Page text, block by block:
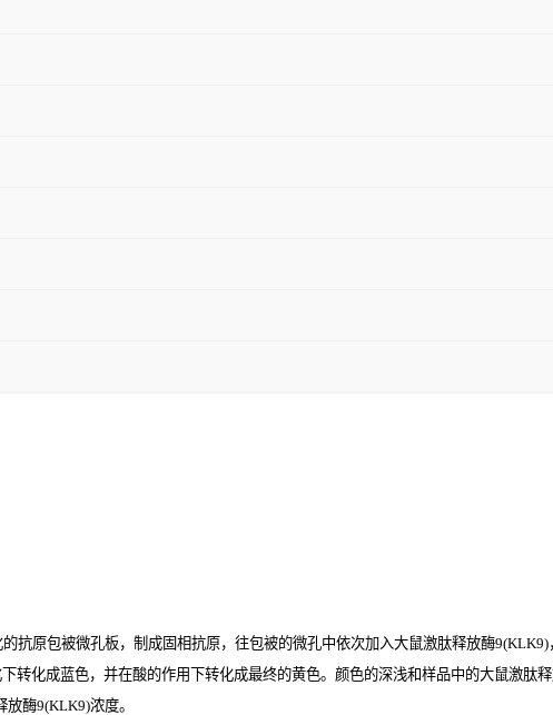
抗原包被微孔板，制成固相抗原，往包被的微孔中依次加入大鼠激肽释放酶9(KLK9)
转化成蓝色，并在酸的作用下转化成最终的黄色。颜色的深浅和样品中的大鼠激肽
放酶9(KLK9)浓度。